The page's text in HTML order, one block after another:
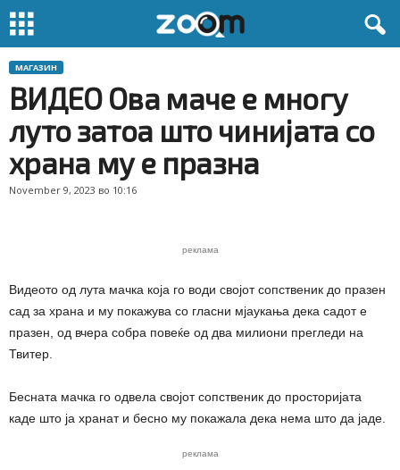
МАГАЗИН
ВИДЕО Ова маче е многу
луто затоа што чинијата со
храна му е празна
November 9, 2023 во 10:16
реклама
Видеото од лута мачка која го води својот сопственик до празен
сад за храна и му покажува со гласни мјаукања дека садот е
празен, од вчера собра повеќе од два милиони прегледи на
Твитер.
Бесната мачка го одвела својот сопственик до просторијата
каде што ја хранат и бесно му покажала дека нема што да јаде.
реклама